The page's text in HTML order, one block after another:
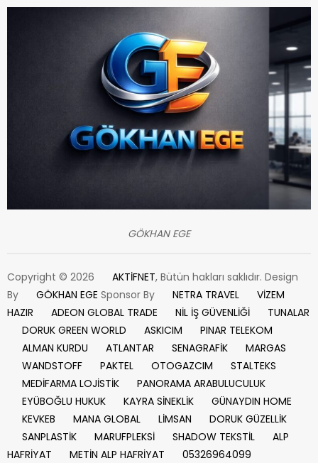
GÖKHAN EGE
Copyright © 2026 AKTİFNET, Bütün hakları saklıdır. Design
By
GÖKHAN EGE Sponsor By NETRA TRAVEL
VİZEM
HAZIR
ADEON GLOBAL TRADE NİL İŞ GÜVENLİĞİ
TUNALAR
DORUK GREEN WORLD
ASKICIM
PINAR TELEKOM
ALMAN KURDU
ATLANTAR SENAGRAFİK
MARGAS
WANDSTOFF
PAKTEL OTOGAZCIM
STALTEKS
MEDİFARMA LOJİSTİK
PANORAMA ARABULUCULUK
EYÜBOĞLU HUKUK
KAYRA SİNEKLİK
GÜNAYDIN HOME
KEVKEB
MANA GLOBAL LİMSAN
DORUK GÜZELLİK
SANPLASTİK
MARUFPLEKSİ SHADOW TEKSTİL
ALP
HAFRİYAT
METİN ALP HAFRİYAT
05326964099